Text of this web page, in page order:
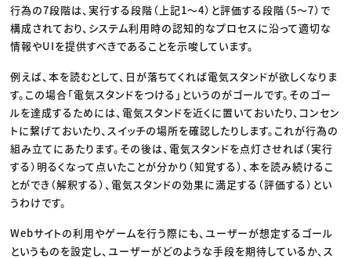
行為の7段階は、実行する段階（上記1〜4）と評価する段階（5〜7）で
構成されており、システム利用時の認知的なプロセスに沿って適切な
情報やUIを提供すべきであることを示唆しています。
例えば、本を読むとして、日が落ちてくれば電気スタンドが欲しくなりま
す。この場合「電気スタンドをつける」というのがゴールです。そのゴー
ルを達成するためには、電気スタンドを近くに置いておいたり、コンセン
トに繋げておいたり、スイッチの場所を確認したりします。これが行為の
組み立てにあたります。その後は、電気スタンドを点灯させれば（実行
する）明るくなって点いたことが分かり（知覚する）、本を読み続けるこ
とができ（解釈する）、電気スタンドの効果に満足する（評価する）とい
うわけです。
Webサイトの利用やゲームを行う際にも、ユーザーが想定するゴール
というものを設定し、ユーザーがどのような手段を期待しているか、ス